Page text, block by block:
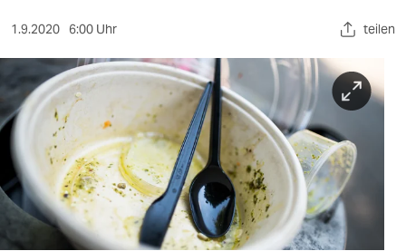
kultur
sport
berlin
nord
wahrheit
verlag
1.9.2020 6:00 Uhr teilen